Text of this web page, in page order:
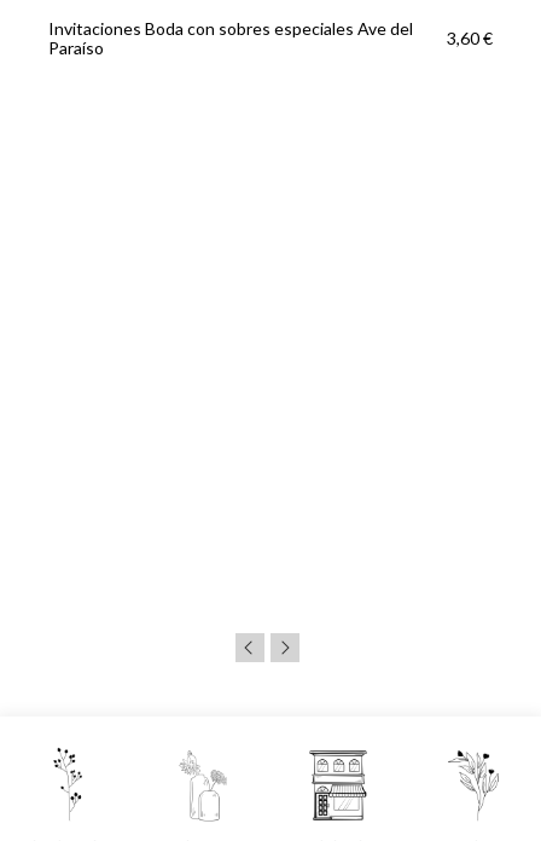
Invitaciones Boda con sobres especiales Ave del
Paraíso
3,60 €